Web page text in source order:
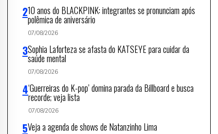
10 anos do BLACKPINK: integrantes se pronunciam após
polêmica de aniversário
07/08/2026
Sophia Laforteza se afasta do KATSEYE para cuidar da
saúde mental
07/08/2026
‘Guerreiras do K-pop’ domina parada da Billboard e busca
recorde; veja lista
07/08/2026
Veja a agenda de shows de Natanzinho Lima